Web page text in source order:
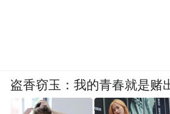
盗香窃玉：我的青春就是赌